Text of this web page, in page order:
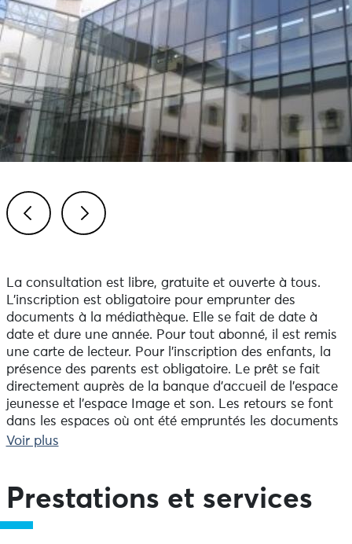
La consultation est libre, gratuite et ouverte à tous.
L’inscription est obligatoire pour emprunter des
documents à la médiathèque. Elle se fait de date à
date et dure une année. Pour tout abonné, il est remis
une carte de lecteur. Pour l’inscription des enfants, la
présence des parents est obligatoire. Le prêt se fait
directement auprès de la banque d’accueil de l’espace
jeunesse et l’espace Image et son. Les retours se font
dans les espaces où ont été empruntés les documents
ou par le biais de la “boîte à livres”.
Des postes de consultation sont à disposition pour la
recherche dans le catalogue. Une boîte à livres située
Voir plus
Prestations et services